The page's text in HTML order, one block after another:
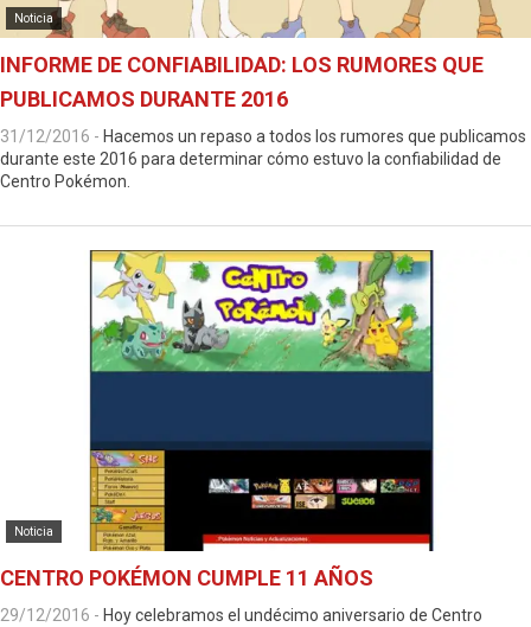
Noticia
INFORME DE CONFIABILIDAD: LOS RUMORES QUE
PUBLICAMOS DURANTE 2016
31/12/2016 - Hacemos un repaso a todos los rumores que publicamos
durante este 2016 para determinar cómo estuvo la confiabilidad de
Centro Pokémon.
Noticia
CENTRO POKÉMON CUMPLE 11 AÑOS
29/12/2016 - Hoy celebramos el undécimo aniversario de Centro